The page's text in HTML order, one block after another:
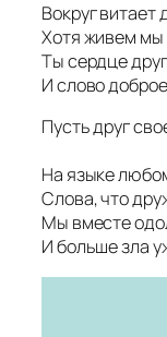
Вокруг витает
Хотя живем мы
Ты сердце
И слово
Пусть друг
На языке
Слова, что
Мы вместе
И больше зла